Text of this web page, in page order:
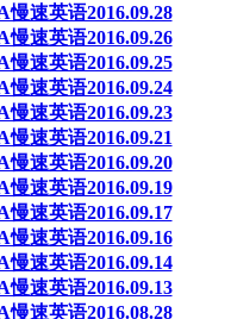
慢速英语2016.09.28
慢速英语2016.09.26
慢速英语2016.09.25
慢速英语2016.09.24
慢速英语2016.09.23
慢速英语2016.09.21
慢速英语2016.09.20
慢速英语2016.09.19
慢速英语2016.09.17
慢速英语2016.09.16
慢速英语2016.09.14
慢速英语2016.09.13
慢速英语2016.08.28